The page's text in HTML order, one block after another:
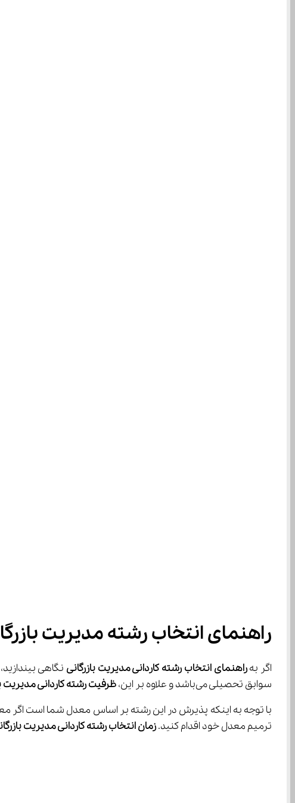
راهنمای انتخاب رشته مدیریت
اگر به راهنمای انتخاب رشته کاردانی مدیریت بازرگانی
سوابق تحصیلی می‌باشد و علاوه بر این،
ظرفیت رشته کاردانی مدیریت
ترمیم معدل خود اقدام کنید. زمان انتخاب رشته کاردانی مدیریت